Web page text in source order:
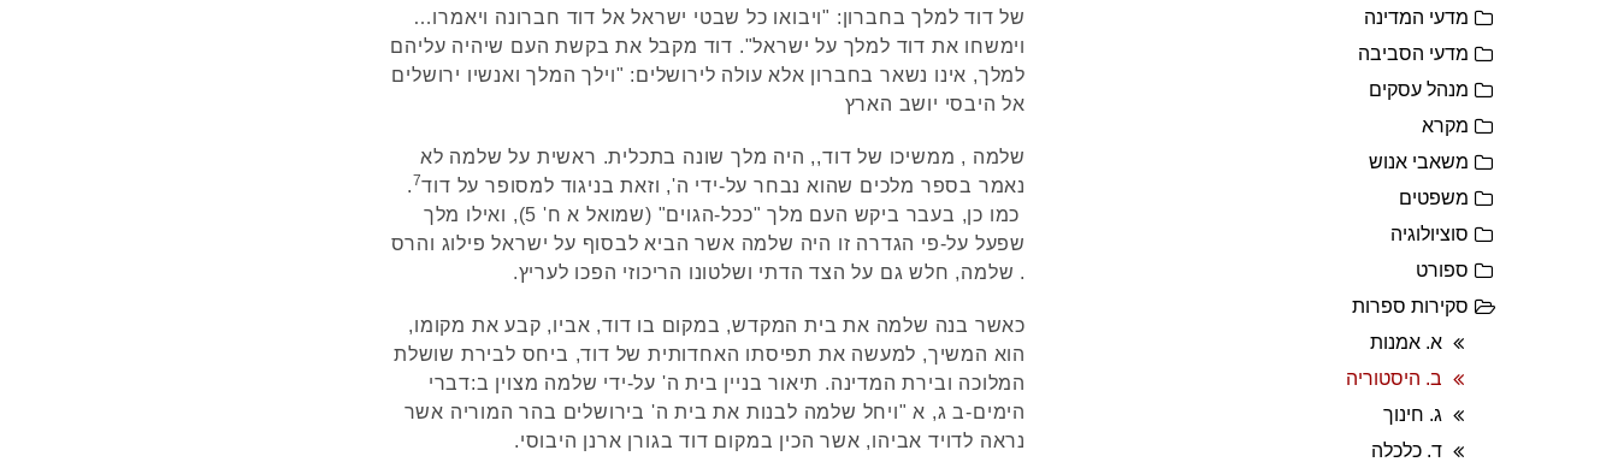
של דוד למלך בחברון: "ויבואו כל שבטי ישראל אל דוד חברונה ויאמרו…
וימשחו את דוד למלך על ישראל". דוד מקבל את בקשת העם שיהיה עליהם
למלך, אינו נשאר בחברון אלא עולה לירושלים: "וילך המלך ואנשיו ירושלים
אל היבסי יושב הארץ
שלמה , ממשיכו של דוד,, היה מלך שונה בתכלית. ראשית על שלמה לא
נאמר בספר מלכים שהוא נבחר על-ידי ה', וזאת בניגוד למסופר על דוד7
.
כמו כן, בעבר ביקש העם מלך "ככל-הגוים" (שמואל א ח' 5), ואילו מלך
שפעל על-פי הגדרה זו היה שלמה אשר הביא לבסוף על ישראל פילוג והרס
. שלמה, חלש גם על הצד הדתי ושלטונו הריכוזי הפכו לעריץ.
כאשר בנה שלמה את בית המקדש, במקום בו דוד, אביו, קבע את מקומו,
הוא המשיך, למעשה את תפיסתו האחדותית של דוד, ביחס לבירת שושלת
המלוכה ובירת המדינה. תיאור בניין בית ה' על-ידי שלמה מצוין ב:דברי
הימים-ב ג, א "ויחל שלמה לבנות את בית ה' בירושלים בהר המוריה אשר
נראה לדויד אביהו, אשר הכין במקום דוד בגורן ארנן היבוסי.
מדעי המדינה
מדעי הסביבה
מנהל עסקים
מקרא
משאבי אנוש
משפטים
סוציולוגיה
ספורט
סקירות ספרות
א. אמנות
ב. היסטוריה
ג. חינוך
ד. כלכלה